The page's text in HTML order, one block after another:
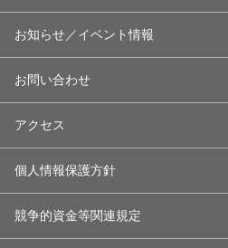
お知らせ／イベント情報
お問い合わせ
アクセス
個人情報保護方針
競争的資金等関連規定